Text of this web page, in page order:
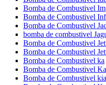
Bomba de Combustivel
Bomba de Combustivel
Bomba de Combustivel
bomba de combustivel
Bomba de Combustivel
Bomba de Combustivel
Bomba de Combustivel ka
Bomba de Combustivel
Bomba de Combustivel